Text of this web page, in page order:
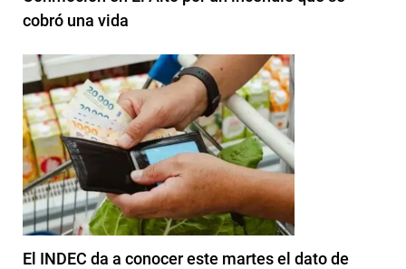
cobró una vida
El INDEC da a conocer este martes el dato de